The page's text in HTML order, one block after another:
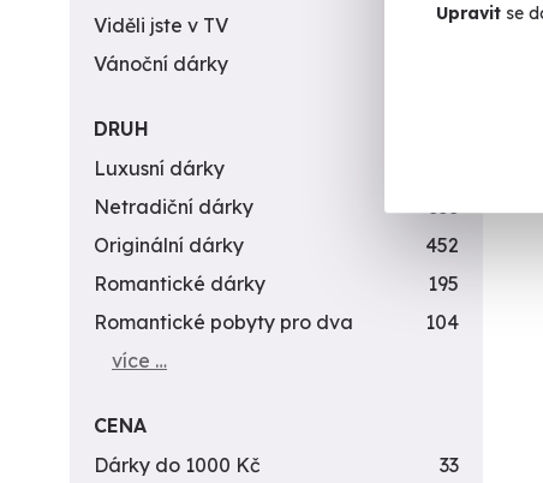
Upravitse
Viděli jste v TV
31
Vánoční dárky
DRUH
Luxusní dárky
Netradiční dárky
353
Originální dárky
452
Romantické dárky
195
Romantické pobyty pro dva
104
více …
CENA
Dárky do 1000 Kč
33